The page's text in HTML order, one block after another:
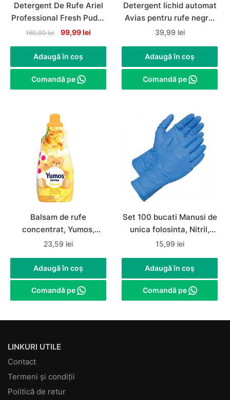
Detergent De Rufe Ariel
Professional Fresh Pudra
Automat, 67 de spalari,
160,00lei
Original
was:
160,00 lei.
99,99lei
99,99 lei.
Adaugă în coș
Comandă pe
Detergent lichid automat
Avias pentru rufe negre,
80 spalari, 4litri
39,99 lei
Adaugă în coș
Comandă pe
Balsam de rufe
concentrat, Yumos,
Hanimeli / Mana Maicii
spalari
23,59 lei
Adaugă în coș
Comandă pe
Set 100 bucati Manusi de
unica folosinta, Nitril,
nepudrate, albastre,
15,99 lei
Adaugă în coș
Comandă pe
LINKURI UTILE
Contact
Termeni și condiții
Politică de retur